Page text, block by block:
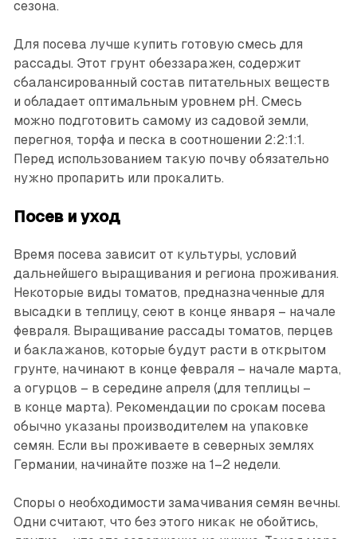
сезона.
Для посева лучше купить готовую смесь для
рассады. Этот грунт обеззаражен, содержит
сбалансированный состав питательных веществ
и обладает оптимальным уровнем pH. Смесь
можно подготовить самому из садовой земли,
перегноя, торфа и песка в соотношении 2:2:1:1.
Перед использованием такую почву обязательно
нужно пропарить или прокалить.
Посев и уход
Время посева зависит от культуры, условий
дальнейшего выращивания и региона проживания.
Некоторые виды томатов, предназначенные для
высадки в теплицу, сеют в конце января – начале
февраля. Выращивание рассады томатов, перцев
и баклажанов, которые будут расти в открытом
грунте, начинают в конце февраля – начале марта,
а огурцов – в середине апреля (для теплицы –
в конце марта). Рекомендации по срокам посева
обычно указаны производителем на упаковке
семян. Если вы проживаете в северных землях
Германии, начинайте позже на 1–2 недели.
Споры о необходимости замачивания семян вечны.
Одни считают, что без этого никак не обойтись,